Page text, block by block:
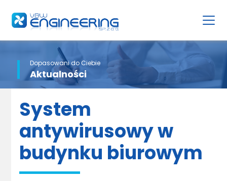
Dopasowani do Ciebie
Aktualności
System
antywirusowy w
budynku biurowym